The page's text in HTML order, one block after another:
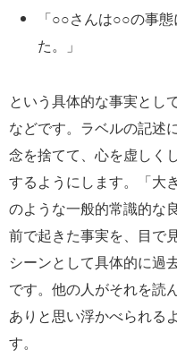
「○○さんは○○の事
た。」
という具体的な事実とし
などです。ラベルの記述
念を捨てて、心を虚しく
するようにします。「大
のような一般的常識的な
前で起きた事実を、目で
シーンとして具体的に過
です。他の人がそれを読
ありと思い浮かべられる
す。